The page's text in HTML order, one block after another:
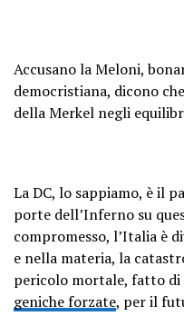
Accusano la Meloni,
democristiana, dicono
della Merkel negli
La DC, lo sappiamo, è il
porte dell’Inferno su
compromesso, l’Italia è
e nella materia, la
pericolo mortale, fatto di
geniche forzate, per il